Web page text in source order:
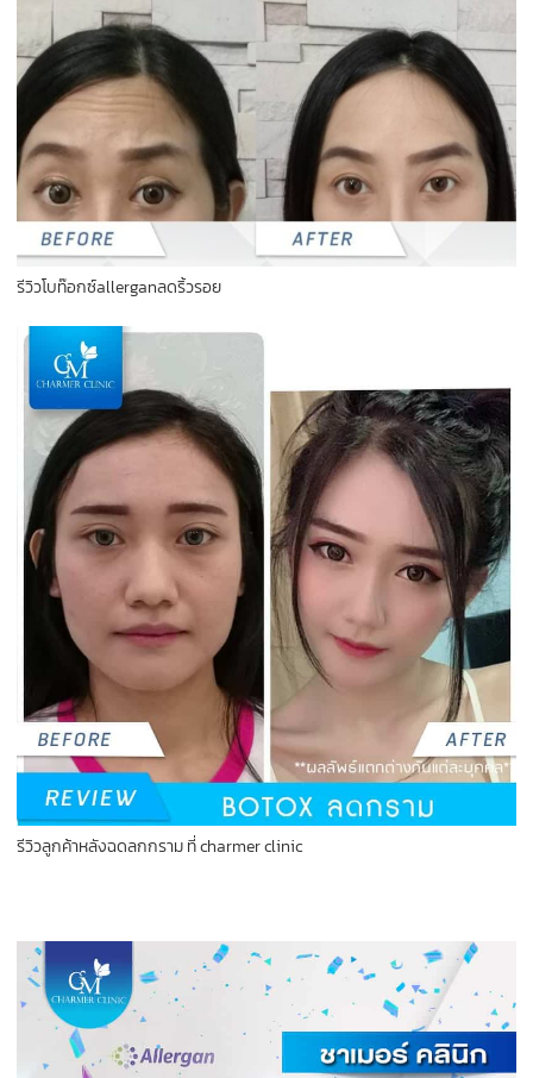
รีวิวโบท๊อกซ์allerganลดริ้วรอย
รีวิวลูกค้าหลังฉดลกกราม ที่ charmer clinic